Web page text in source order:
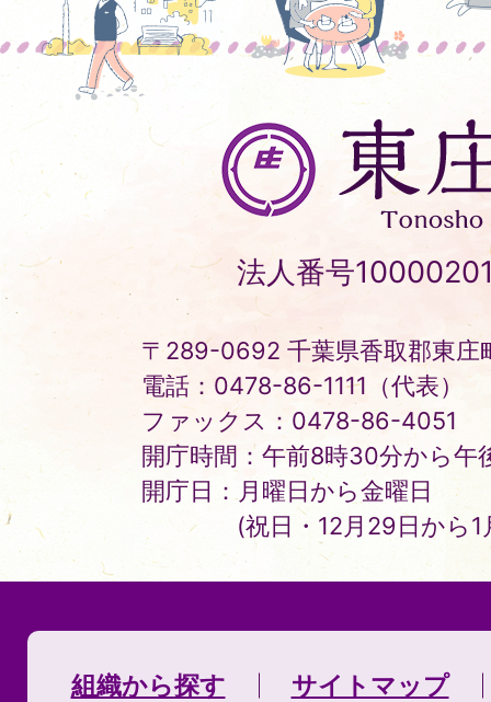
東
庄
町
Tonosho
Town
法人番号
〒289-0692 千葉県香取郡東庄
電話：0478-86-1111（代表）
ファックス：0478-86-4051
開庁時間：午前8時30分から午
開庁日：月曜日から金曜日
(祝日・12月29日から
組織から探す サイトマップ